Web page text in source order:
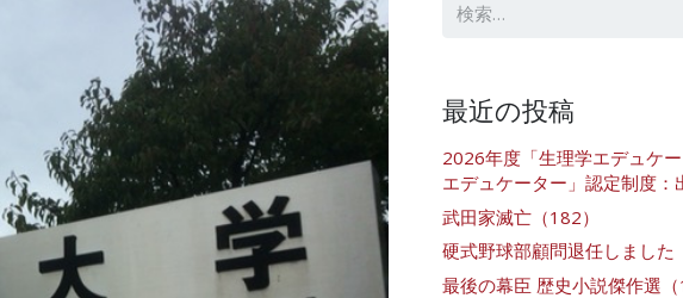
最近の投稿
2026年度「生理学エデュケ
エデュケーター」認定制度：
武田家滅亡（182）
硬式野球部顧問退任しました
最後の幕臣 歴史小説傑作選（